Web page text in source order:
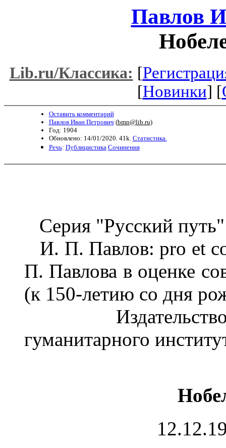
Павлов
Lib.ru/Классика: [
[Новинки] [
Оставить комментарий
Павлов Иван Петрович (bmn@lib.ru)
Год: 1904
Обновлено: 14/01/2020. 41k. Статистика.
Речь: Публицистика Сочинения
Серия "Русский путь"
И. П. Павлов: pro et
П. Павлова в оценке
(к 150-летию со дня
Издательство
гуманитарного